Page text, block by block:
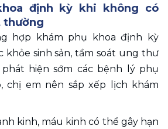
định kỳ khi không có
thường
hợp khám phụ khoa định kỳ
khỏe sinh sản, tầm soát ung thư
hiện sớm các bệnh lý phụ
chị em nên sắp xếp lịch khám
kinh, máu kinh có thể gây hạn